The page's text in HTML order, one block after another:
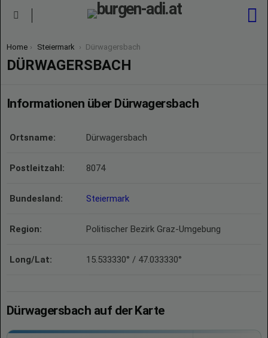
You are here:
Home Steiermark Dürwagersbach
DÜRWAGERSBACH
Informationen über Dürwagersbach
Ortsname: Dürwagersbach
Postleitzahl: 8074
Bundesland: Steiermark
Region: Politischer Bezirk Graz-Umgebung
Long/Lat: 15.533330° / 47.033330°
Dürwagersbach auf der Karte